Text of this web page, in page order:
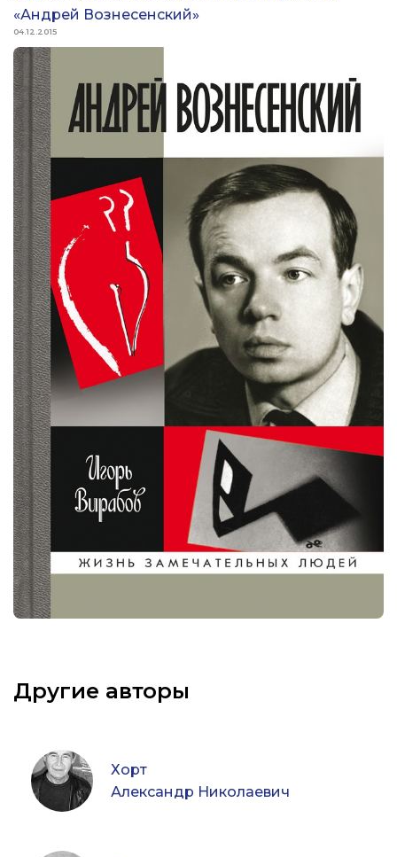
«Андрей Вознесенский»
04.12.2015
Другие авторы
Хорт
Александр Николаевич